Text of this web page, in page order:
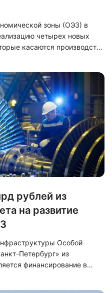
зоны (ОЭЗ) в
четырех новых
касаются производства
применения,
приборов и
оборудования для
Общий объем
более 16,7 млрд
изменени
рублей из
на развитие
Особой
Петербург» из
финансирование в
на проведение